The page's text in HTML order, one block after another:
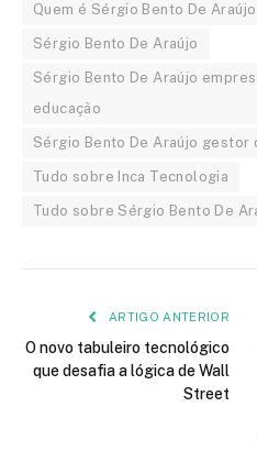
Quem é Sérgio Bento De Araújo
Sérgio Bento De Araújo
Sérgio Bento De Araújo
educação
Sérgio Bento De Araújo gestor
Tudo sobre Inca Tecnologia
Tudo sobre Sérgio Bento De
ARTIGO ANTERIOR
O novo tabuleiro tecnológico
que desafia a lógica de Wall
Street